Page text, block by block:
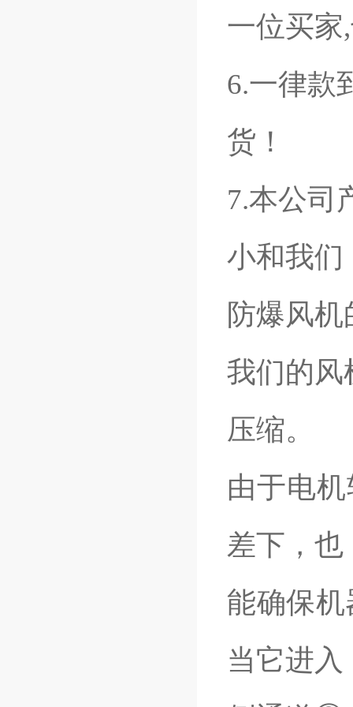
一位买家
6.一律款
货！
7.本公司
小和我们
防爆风
我们的
压缩。
由于电
差下，也
能确保
当它进入